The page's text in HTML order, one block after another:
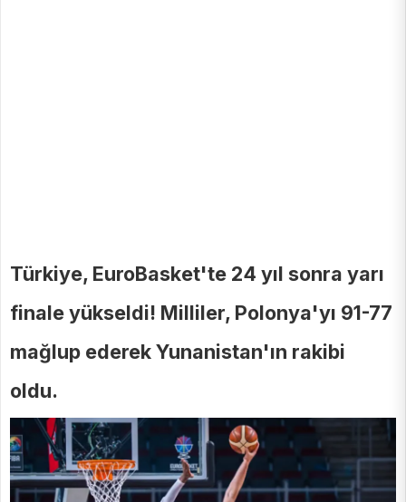
Türkiye, EuroBasket'te 24 yıl sonra yarı
finale yükseldi! Milliler, Polonya'yı 91-77
mağlup ederek Yunanistan'ın rakibi
oldu.